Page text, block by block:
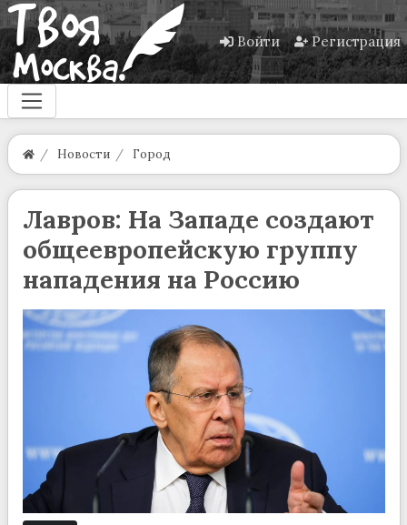
Войти Регистрация
Новости Город
Лавров: На Западе создают
общеевропейскую группу
нападения на Россию